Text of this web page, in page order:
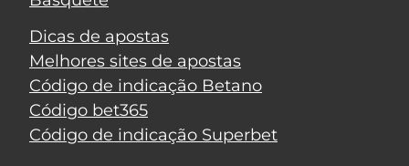
Dicas de apostas
Melhores sites de apostas
Código de indicação Betano
Código bet365
Código de indicação Superbet